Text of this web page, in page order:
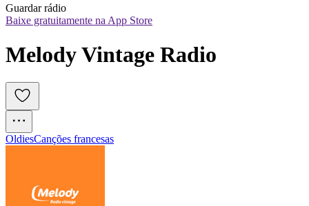
Guardar rádio
Baixe gratuitamente na App Store
Melody Vintage Radio
OldiesCanções francesas